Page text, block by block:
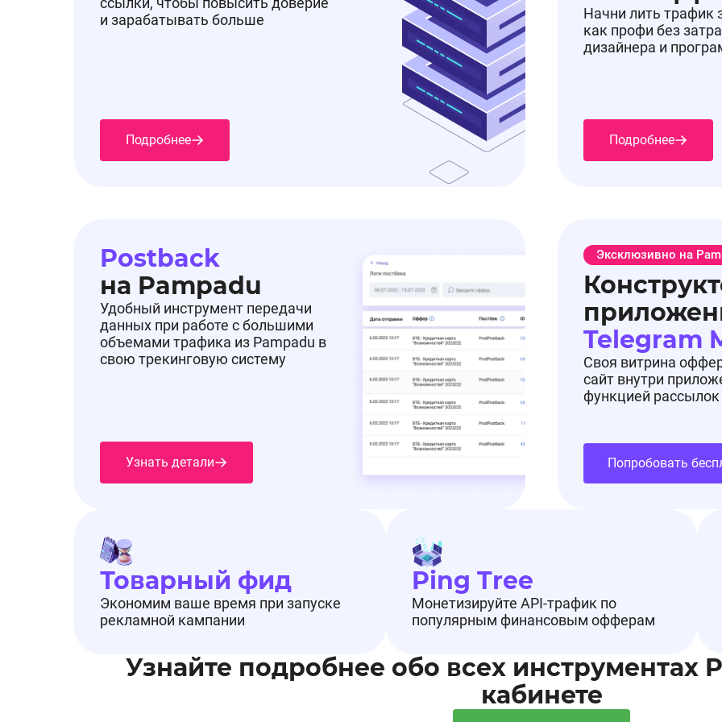
и зарабатывать больше
Подробнее
Начни лить трафик
как профи без
дизайнера и
Подробнее
Postback
на Pampadu
Удобный инструмент передачи
данных при работе с большими
объемами трафика из Pampadu в
свою трекинговую систему
Узнать детали
Эксклюзивно на
Telegram
Своя витрина
сайт внутри
функцией рассылок
Попробовать
Товарный фид
Экономим ваше время при запуске
рекламной кампании
Ping Tree
Монетизируйте API-трафик по
популярным финансовым офферам
Узнайте подробнее обо всех инструментах
кабинете